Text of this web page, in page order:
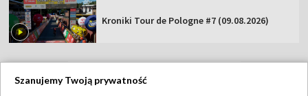
Kroniki Tour de Pologne #7 (09.08.2026)
Szanujemy Twoją prywatność